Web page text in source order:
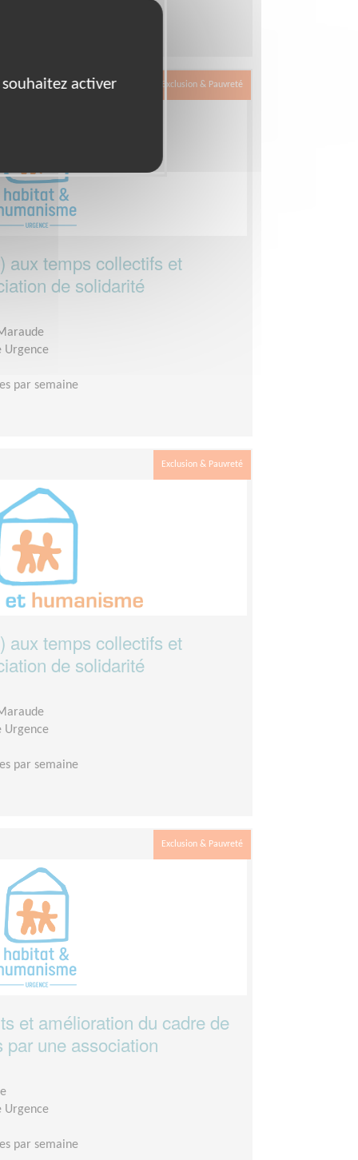
Exclusion & Pauvreté
aux temps collectifs et
de solidarité
Urgence
par semaine
Exclusion & Pauvreté
aux temps collectifs et
de solidarité
Urgence
par semaine
Exclusion & Pauvreté
et amélioration du cadre de
une association
Urgence
par semaine
activer